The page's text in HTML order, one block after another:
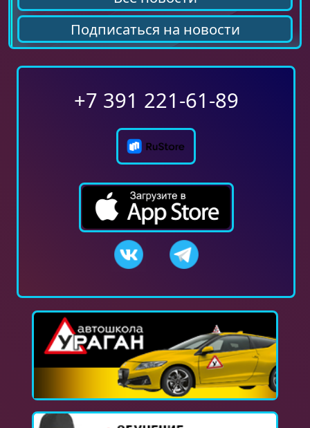
Подписаться на новости
+7 391 221-61-89